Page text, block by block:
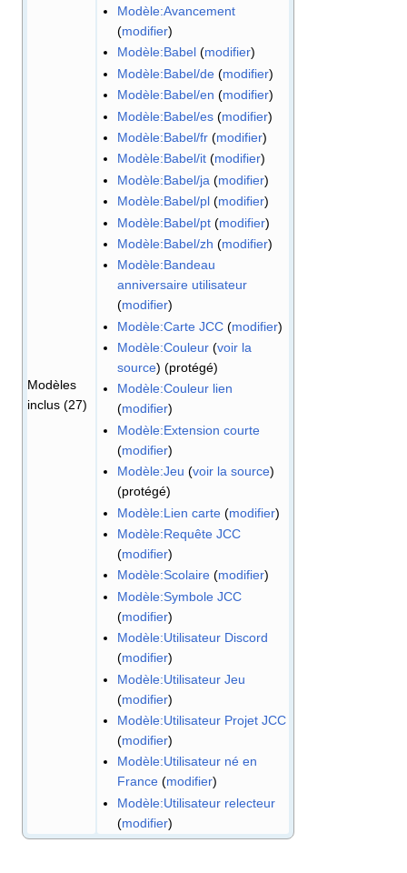
Modèles
inclus (27)
Modèle:Avancement
(modifier)
Modèle:Babel (modifier)
Modèle:Babel/de (modifier)
Modèle:Babel/en (modifier)
Modèle:Babel/es (modifier)
Modèle:Babel/fr (modifier)
Modèle:Babel/it (modifier)
Modèle:Babel/ja (modifier)
Modèle:Babel/pl (modifier)
Modèle:Babel/pt (modifier)
Modèle:Babel/zh (modifier)
Modèle:Bandeau
anniversaire utilisateur
(modifier)
Modèle:Carte JCC (modifier)
Modèle:Couleur (voir la
source) (protégé)
Modèle:Couleur lien
(modifier)
Modèle:Extension courte
(modifier)
Modèle:Jeu (voir la source)
(protégé)
Modèle:Lien carte (modifier)
Modèle:Requête JCC
(modifier)
Modèle:Scolaire (modifier)
Modèle:Symbole JCC
(modifier)
Modèle:Utilisateur Discord
(modifier)
Modèle:Utilisateur Jeu
(modifier)
Modèle:Utilisateur Projet JCC
(modifier)
Modèle:Utilisateur né en
France (modifier)
Modèle:Utilisateur relecteur
(modifier)